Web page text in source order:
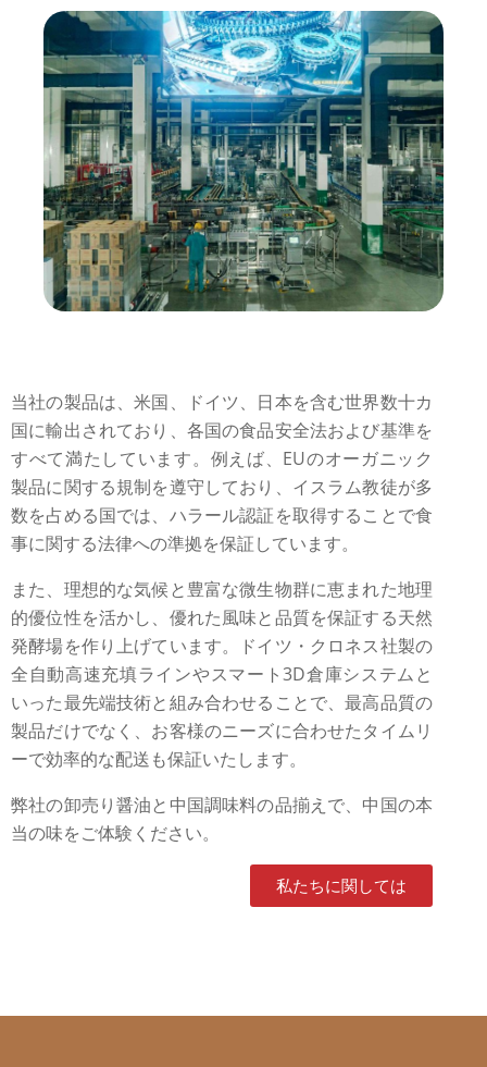
当社の製品は、米国、ドイツ、日本を含む世界数十カ
国に輸出されており、各国の食品安全法および基準を
すべて満たしています。例えば、EUのオーガニック
製品に関する規制を遵守しており、イスラム教徒が多
数を占める国では、ハラール認証を取得することで食
事に関する法律への準拠を保証しています。
また、理想的な気候と豊富な微生物群に恵まれた地理
的優位性を活かし、優れた風味と品質を保証する天然
発酵場を作り上げています。ドイツ・クロネス社製の
全自動高速充填ラインやスマート3D倉庫システムと
いった最先端技術と組み合わせることで、最高品質の
製品だけでなく、お客様のニーズに合わせたタイムリ
ーで効率的な配送も保証いたします。
弊社の卸売り醤油と中国調味料の品揃えで、中国の本
当の味をご体験ください。
私たちに関しては